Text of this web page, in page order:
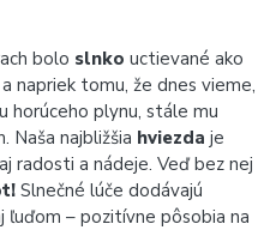
bolo slnko uctievané ako
a napriek tomu, že dnes vieme,
horúceho plynu, stále mu
Naša najbližšia hviezda je
radosti a nádeje. Veď bez nej
Slnečné lúče dodávajú
ľuďom – pozitívne pôsobia na